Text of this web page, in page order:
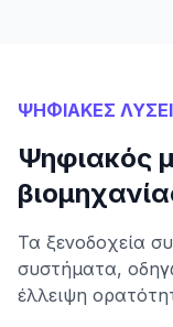
ΨΗΦΙΑΚΕΣ
Ψηφιακός
Τα ξενοδοχεία
συστήματα,
έλλειψη